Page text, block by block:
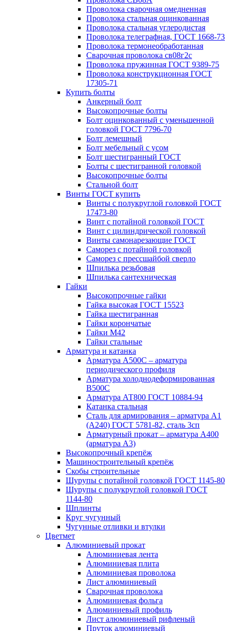
Проволока сварочная омедненная
Проволока стальная оцинкованная
Проволока стальная углеродистая
Проволока телеграфная, ГОСТ 1668-73
Проволока термонеобработанная
Сварочная проволока св08г2с
Проволока пружинная ГОСТ 9389-75
Проволока конструкционная ГОСТ
17305-71
Купить болты
Анкерный болт
Высокопрочные болты
Болт оцинкованный с уменьшенной
головкой ГОСТ 7796-70
Болт лемешный
Болт мебельный с усом
Болт шестигранный ГОСТ
Болты с шестигранной головкой
Высокопрочные болты
Стальной болт
Винты ГОСТ купить
Винты с полукруглой головкой ГОСТ
17473-80
Винт с потайной головкой ГОСТ
Винт с цилиндрической головкой
Винты самонарезающие ГОСТ
Саморез с потайной головкой
Саморез с прессшайбой сверло
Шпилька резьбовая
Шпилька сантехническая
Гайки
Высокопрочные гайки
Гайка высокая ГОСТ 15523
Гайка шестигранная
Гайки корончатые
Гайки М42
Гайки стальные
Арматура и катанка
Арматура А500С – арматура
периодического профиля
Арматура холоднодеформированная
В500С
Арматура АТ800 ГОСТ 10884-94
Катанка стальная
Сталь для армирования – арматура А1
(А240) ГОСТ 5781-82, сталь 3сп
Арматурный прокат – арматура А400
(арматура А3)
Высокопрочный крепёж
Машиностроительный крепёж
Скобы строительные
Шурупы с потайной головкой ГОСТ 1145-80
Шурупы с полукруглой головкой ГОСТ
1144-80
Шплинты
Круг чугунный
Чугунные отливки и втулки
Цветмет
Алюминиевый прокат
Алюминиевая лента
Алюминиевая плита
Алюминиевая проволока
Лист алюминиевый
Сварочная проволока
Алюминиевая фольга
Алюминиевый профиль
Лист алюминиевый рифленый
Пруток алюминиевый